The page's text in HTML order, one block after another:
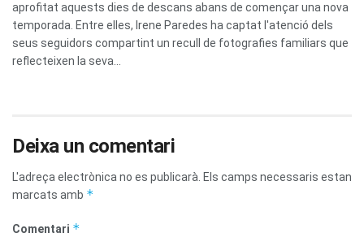
aprofitat aquests dies de descans abans de començar una nova
temporada. Entre elles, Irene Paredes ha captat l'atenció dels
seus seguidors compartint un recull de fotografies familiars que
reflecteixen la seva...
Deixa un comentari
L'adreça electrònica no es publicarà. Els camps necessaris estan
marcats amb *
Comentari *